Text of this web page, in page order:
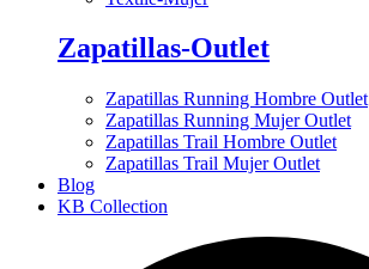
Zapatillas-Outlet
Zapatillas Running Hombre Outlet
Zapatillas Running Mujer Outlet
Zapatillas Trail Hombre Outlet
Zapatillas Trail Mujer Outlet
Blog
KB Collection